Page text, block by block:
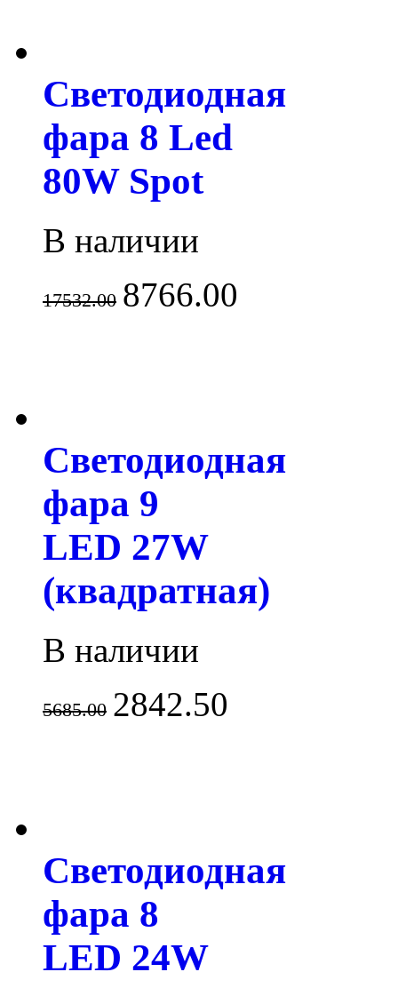
Светодиодная
фара 8 Led
80W Spot
В наличии
17532.00 8766.00
Светодиодная
фара 9
LED 27W
(квадратная)
В наличии
5685.00 2842.50
Светодиодная
фара 8
LED 24W